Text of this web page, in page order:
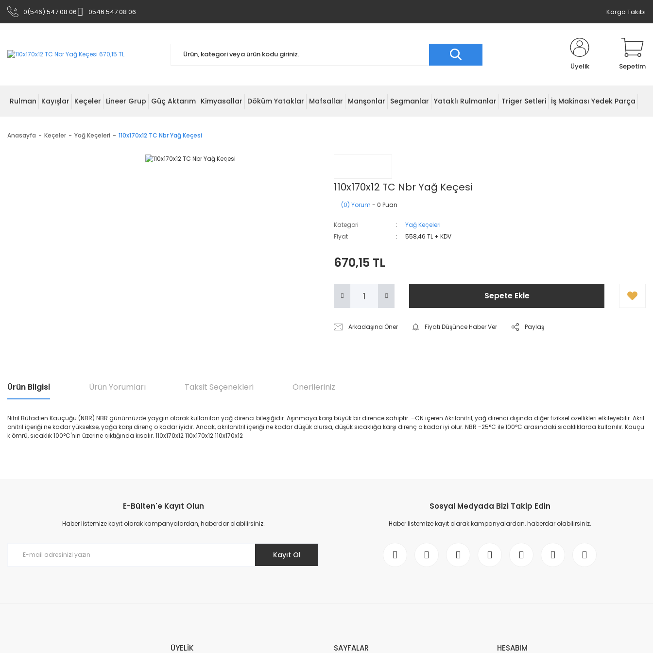
0(546) 547 08 06 0546 547 08 06 Kargo Takibi
Üyelik Sepetim
Rulman Kayışlar Keçeler Lineer Grup Güç Aktarım Kimyasallar Döküm Yataklar Mafsallar Manşonlar Segmanlar Yataklı Rulmanlar Triger Setleri İş Makinası Yedek Parça
Anasayfa Keçeler Yağ Keçeleri 110x170x12 TC Nbr Yağ Keçesi
110x170x12 TC Nbr Yağ Keçesi
(0) Yorum - 0 Puan
Kategori
Yağ Keçeleri
Fiyat
558,46 TL + KDV
670,15 TL
Sepete Ekle
Arkadaşına Öner Fiyatı Düşünce Haber Ver Paylaş
Ürün Bilgisi Ürün Yorumları Taksit Seçenekleri Önerileriniz
Nitril Bütadien Kauçuğu (NBR) NBR günümüzde yaygın olarak kullanılan yağ direnci bileşiğidir. Aşınmaya karşı büyük bir dirence sahiptir. –CN içeren Akrilonitril, yağ direnci dışında diğer fiziksel özellikleri etkileyebilir. Akril
onitril içeriği ne kadar yüksekse, yağa karşı direnç o kadar iyidir. Ancak, akrilonitril içeriği ne kadar düşük olursa, düşük sıcaklığa karşı direnç o kadar iyi olur. NBR -25°C ile 100°C arasındaki sıcaklıklarda kullanılır. Kauçu
k ömrü, sıcaklık 100°C'nin üzerine çıktığında kısalır. 110x170x12 110x170x12 110x170x12
Ürün resmi kalitesiz, bozuk veya görüntülenemiyor.
Ürün açıklamasında eksik bilgiler bulunuyor.
E-Bülten'e Kayıt Olun
Haber listemize kayıt olarak kampanyalardan, haberdar olabilirsiniz.
Kayıt Ol
Sosyal Medyada Bizi Takip Edin
Haber listemize kayıt olarak kampanyalardan, haberdar olabilirsiniz.
ÜYELİK SAYFALAR HESABIM